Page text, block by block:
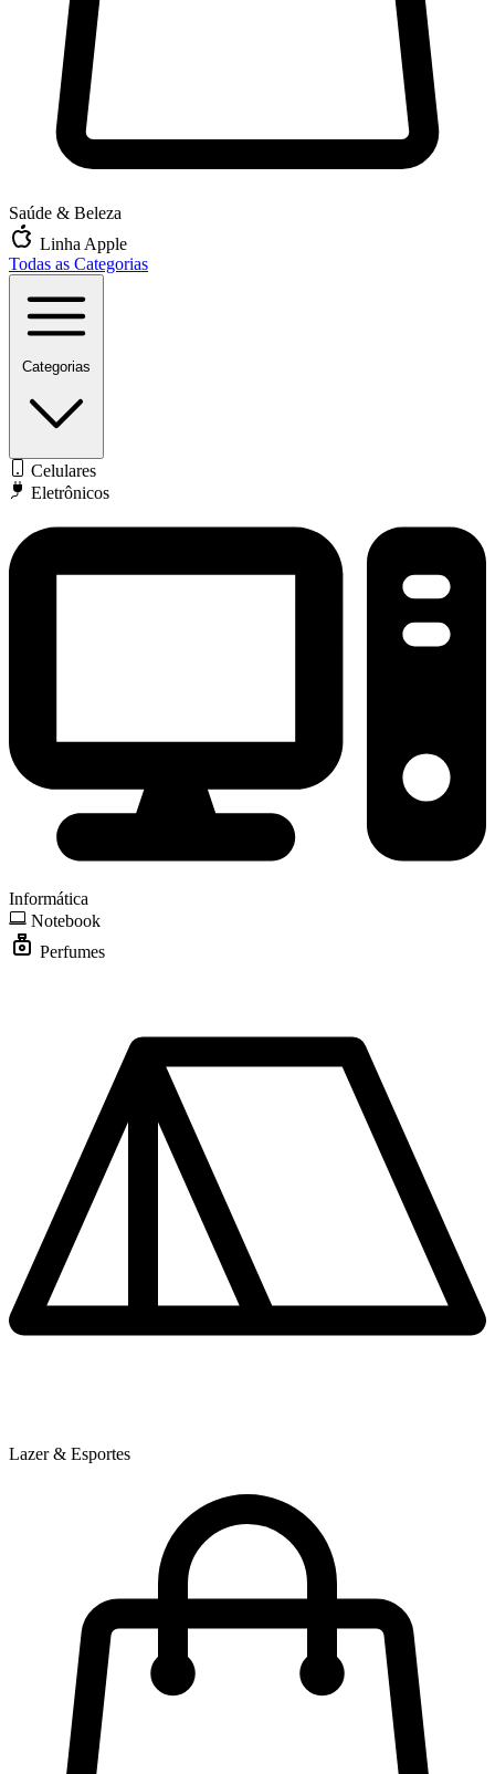
Saúde & Beleza
Linha Apple
Todas as Categorias
Categorias
Celulares
Eletrônicos
Informática
Notebook
Perfumes
Lazer & Esportes